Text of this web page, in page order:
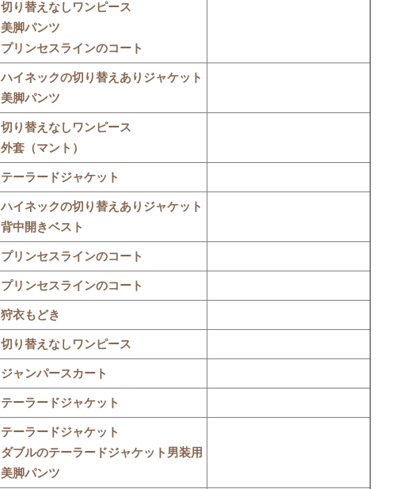
切り替えなしワンピース
美脚パンツ
プリンセスラインのコート
ハイネックの切り替えありジャケット
美脚パンツ
切り替えなしワンピース
外套（マント）
テーラードジャケット
ハイネックの切り替えありジャケット
背中開きベスト
プリンセスラインのコート
プリンセスラインのコート
狩衣もどき
切り替えなしワンピース
ジャンパースカート
テーラードジャケット
テーラードジャケット
ダブルのテーラードジャケット男装用
美脚パンツ